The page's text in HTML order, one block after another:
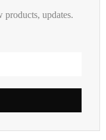
updates.